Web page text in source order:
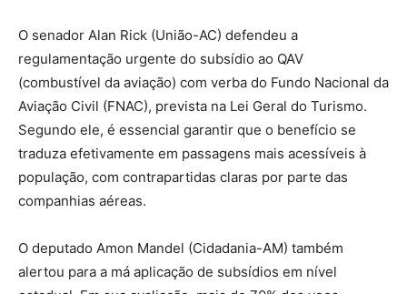
O senador Alan Rick (União-AC) defendeu a
regulamentação urgente do subsídio ao QAV
(combustível da aviação) com verba do Fundo Nacional da
Aviação Civil (FNAC), prevista na Lei Geral do Turismo.
Segundo ele, é essencial garantir que o benefício se
traduza efetivamente em passagens mais acessíveis à
população, com contrapartidas claras por parte das
companhias aéreas.
O deputado Amon Mandel (Cidadania-AM) também
alertou para a má aplicação de subsídios em nível